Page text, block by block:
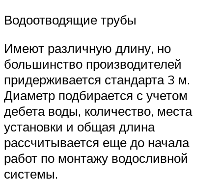
Водоотводящие трубы
Имеют различную длину, но
большинство производителей
придерживается стандарта 3 м.
Диаметр подбирается с учетом
дебета воды, количество, места
установки и общая длина
рассчитывается еще до начала
работ по монтажу водосливной
системы.